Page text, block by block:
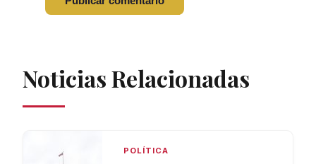
Noticias Relacionadas
POLÍTICA